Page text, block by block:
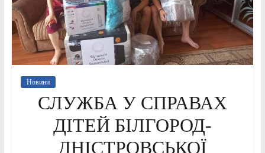
Новини
СЛУЖБА У СПРАВАХ
ДІТЕЙ БІЛГОРОД-
ДНІСТРОВСЬКОЇ